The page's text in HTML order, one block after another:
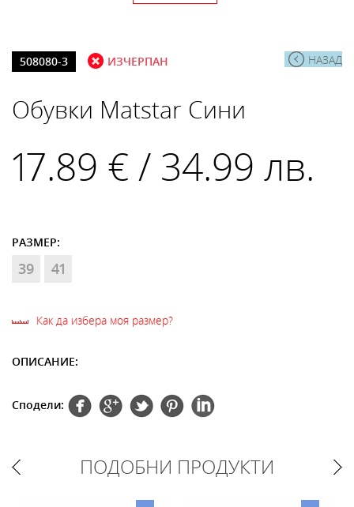
НАЗАД
508080-3 ИЗЧЕРПАН
Обувки Matstar Сини
17.89 € / 34.99 лв.
РАЗМЕР:
39 41
Как да избера моя размер?
ОПИСАНИЕ:
Сподели:
ПОДОБНИ ПРОДУКТИ